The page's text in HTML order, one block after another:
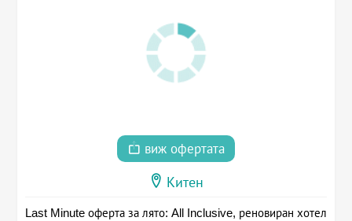
виж офертата
Китен
Last Minute оферта за лято: All Inclusive, реновиран хотел